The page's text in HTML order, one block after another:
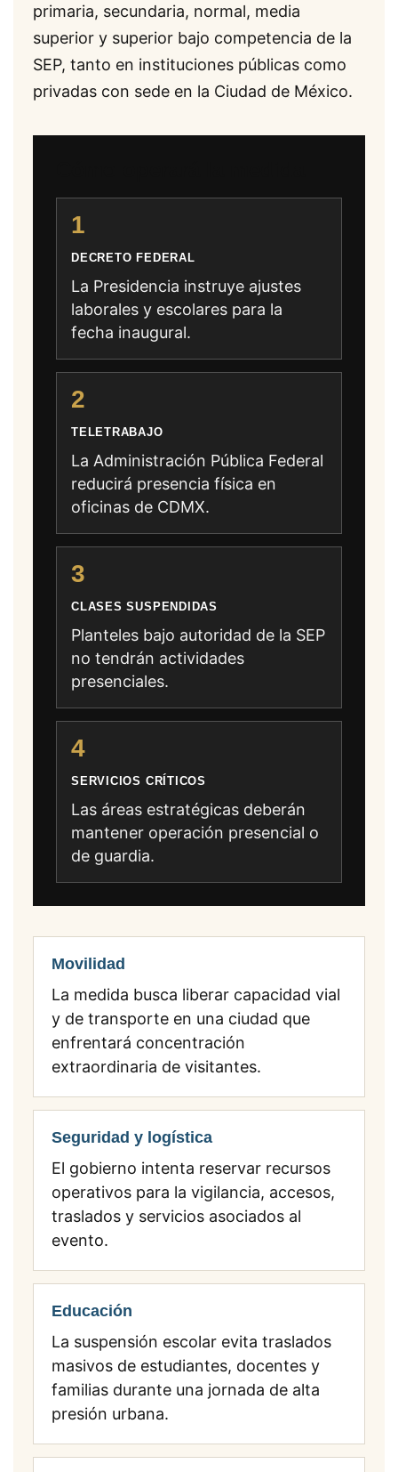
primaria, secundaria, normal, media
superior y superior bajo competencia de la
SEP, tanto en instituciones públicas como
privadas con sede en la Ciudad de México.
1
DECRETO FEDERAL
La Presidencia instruye ajustes
laborales y escolares para la
fecha inaugural.
2
TELETRABAJO
La Administración Pública Federal
reducirá presencia física en
oficinas de CDMX.
3
CLASES SUSPENDIDAS
Planteles bajo autoridad de la SEP
no tendrán actividades
presenciales.
4
SERVICIOS CRÍTICOS
Las áreas estratégicas deberán
mantener operación presencial o
de guardia.
Movilidad
La medida busca liberar capacidad vial
y de transporte en una ciudad que
enfrentará concentración
extraordinaria de visitantes.
Seguridad y logística
El gobierno intenta reservar recursos
operativos para la vigilancia, accesos,
traslados y servicios asociados al
evento.
Educación
La suspensión escolar evita traslados
masivos de estudiantes, docentes y
familias durante una jornada de alta
presión urbana.